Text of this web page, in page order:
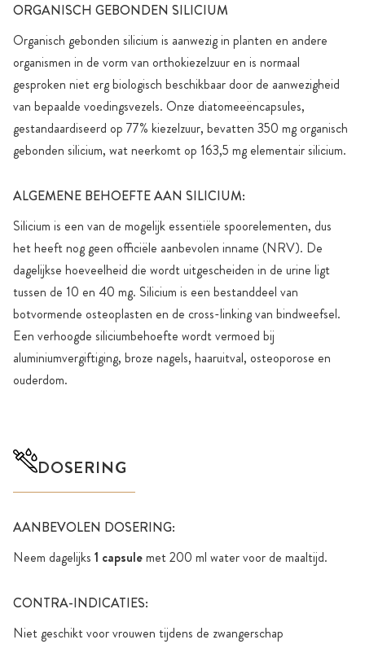
ORGANISCH GEBONDEN SILICIUM
Organisch gebonden silicium is aanwezig in planten en andere
organismen in de vorm van orthokiezelzuur en is normaal
gesproken niet erg biologisch beschikbaar door de aanwezigheid
van bepaalde voedingsvezels. Onze diatomeeëncapsules,
gestandaardiseerd op 77% kiezelzuur, bevatten 350 mg organisch
gebonden silicium, wat neerkomt op 163,5 mg elementair silicium.
ALGEMENE BEHOEFTE AAN SILICIUM:
Silicium is een van de mogelijk essentiële spoorelementen, dus
het heeft nog geen officiële aanbevolen inname (NRV). De
dagelijkse hoeveelheid die wordt uitgescheiden in de urine ligt
tussen de 10 en 40 mg. Silicium is een bestanddeel van
botvormende osteoplasten en de cross-linking van bindweefsel.
Een verhoogde siliciumbehoefte wordt vermoed bij
aluminiumvergiftiging, broze nagels, haaruitval, osteoporose en
ouderdom.
DOSERING
AANBEVOLEN DOSERING:
Neem dagelijks 1 capsulemet 200 ml water voor de maaltijd.
CONTRA-INDICATIES:
Niet geschikt voor vrouwen tijdens de zwangerschap